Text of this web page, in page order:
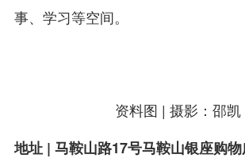
事、学习等空间。
资料图 | 摄影：邵凯
地址 | 马鞍山路17号马鞍山银座购